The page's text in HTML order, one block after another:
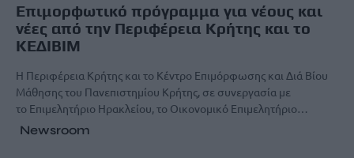
Επιμορφωτικό πρόγραμμα για νέους και
νέες από την Περιφέρεια Κρήτης και το
ΚΕΔΙΒΙΜ
Η Περιφέρεια Κρήτης και το Κέντρο Επιμόρφωσης και Διά Βίου
Μάθησης του Πανεπιστημίου Κρήτης, σε συνεργασία με
το Επιμελητήριο Ηρακλείου, το Οικονομικό Επιμελητήριο…
Newsroom